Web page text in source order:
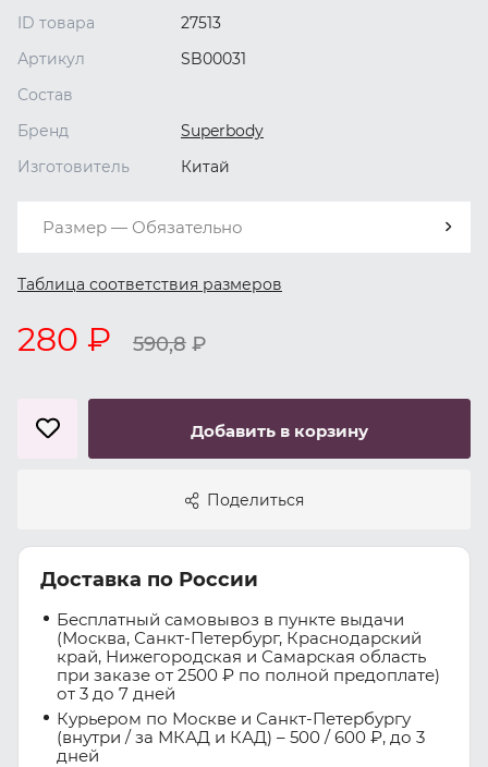
ID товара
27513
Артикул
SB00031
Состав
Бренд
Superbody
Изготовитель
Китай
Размер — Обязательно
Таблица соответствия размеров
280 ₽ 590,8 ₽
Добавить в корзину
Поделиться
Доставка по России
Бесплатный самовывоз в пункте выдачи
(Москва, Санкт-Петербург, Краснодарский
край, Нижегородская и Самарская область
при заказе от 2500 ₽ по полной предоплате)
от 3 до 7 дней
Курьером по Москве и Санкт-Петербургу
(внутри / за МКАД и КАД) – 500 / 600 ₽, до 3
дней